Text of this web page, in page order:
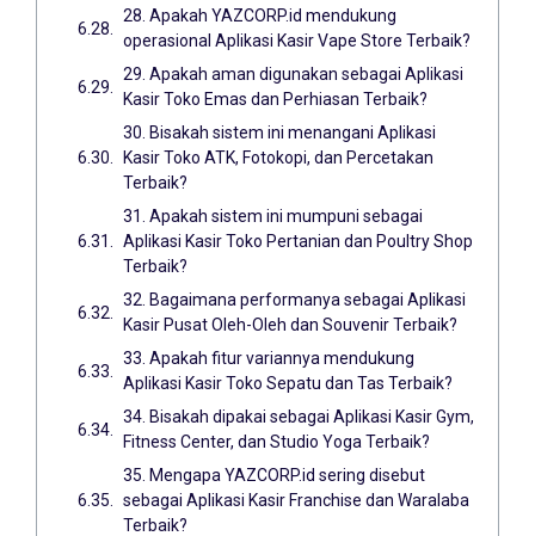
28. Apakah YAZCORP.id mendukung
operasional Aplikasi Kasir Vape Store Terbaik?
29. Apakah aman digunakan sebagai Aplikasi
Kasir Toko Emas dan Perhiasan Terbaik?
30. Bisakah sistem ini menangani Aplikasi
Kasir Toko ATK, Fotokopi, dan Percetakan
Terbaik?
31. Apakah sistem ini mumpuni sebagai
Aplikasi Kasir Toko Pertanian dan Poultry Shop
Terbaik?
32. Bagaimana performanya sebagai Aplikasi
Kasir Pusat Oleh-Oleh dan Souvenir Terbaik?
33. Apakah fitur variannya mendukung
Aplikasi Kasir Toko Sepatu dan Tas Terbaik?
34. Bisakah dipakai sebagai Aplikasi Kasir Gym,
Fitness Center, dan Studio Yoga Terbaik?
35. Mengapa YAZCORP.id sering disebut
sebagai Aplikasi Kasir Franchise dan Waralaba
Terbaik?